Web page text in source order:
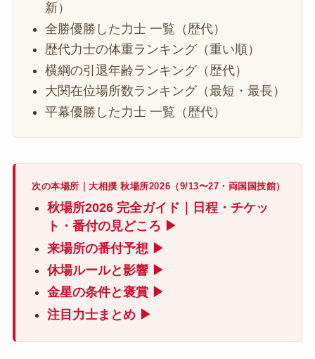
新）
全勝優勝した力士 一覧（歴代）
歴代力士の体重ランキング（重い順）
横綱の引退年齢ランキング（歴代）
大関在位場所数ランキング（最短・最長）
平幕優勝した力士 一覧（歴代）
次の本場所｜大相撲 秋場所2026（9/13〜27・両国国技館）
秋場所2026 完全ガイド｜日程・チケッ
ト・番付の見どころ ▶
来場所の番付予想 ▶
休場ルールと影響 ▶
金星の条件と褒賞 ▶
注目力士まとめ ▶